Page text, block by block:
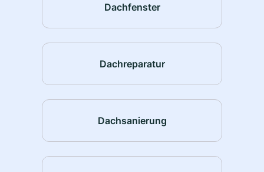
Dachfenster
Dachreparatur
Dachsanierung